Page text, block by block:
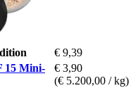
€ 9,39
15 Mini-
€ 3,90
(€ 5.200,00 / kg)